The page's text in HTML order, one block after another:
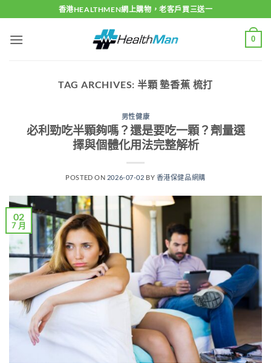
to
content
香港HEALTHMEN網上購物，老客戶買三送一
0
TAG ARCHIVES: 半顆 墊香蕉 梳打
男性健康
必利勁吃半顆夠嗎？還是要吃一顆？劑量選
擇與個體化用法完整解析
POSTED ON 2026-07-02 BY 香港保健品網購
02
7 月